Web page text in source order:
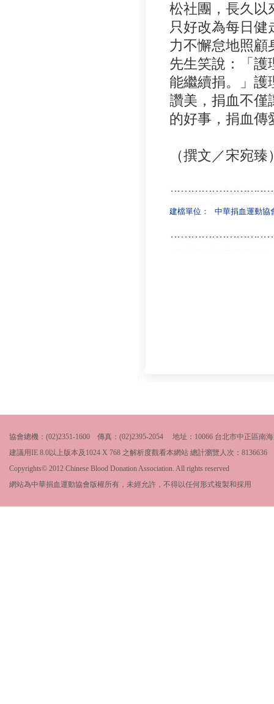
松社團，長久以
只好改為每日健
力不懈怠地照顧
先生笑說：「護
能繼續捐。」護
讚美，捐血不僅
的好事，捐血傳
（撰文／宋宛臻
建檔單位： 中華捐血運動協
協會總機：(02)2351-1600 傳真：(02)2395-2054 地址：10066 台北市中正區南
建議用IE 8.0以上版本及1024 X 768 之解析度觀看本網站 總計瀏覽人次： 8136636
Copyrights© 2012 Chinese Blood Donation Association. All rights reserved
網站為中華捐血運動協會版權所有，未經允許，不得以任何形式複製和採用